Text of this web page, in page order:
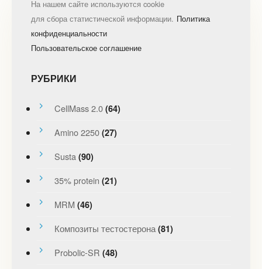
На нашем сайте используются cookie
для сбора статистической информации. Политика
конфиденциальности
Пользовательское соглашение
РУБРИКИ
CellMass 2.0 (64)
Amino 2250 (27)
Susta (90)
35% protein (21)
MRM (46)
Композиты тестостерона (81)
Probolic-SR (48)